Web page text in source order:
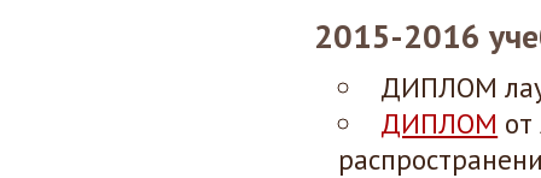
2015-2016
ДИПЛОМ
ДИПЛОМ